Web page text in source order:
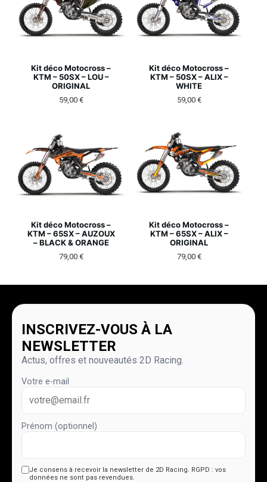
Kit déco Motocross –
KTM – 50SX – LOU –
ORIGINAL
59,00 €
Kit déco Motocross –
KTM – 50SX – ALIX –
WHITE
59,00 €
Kit déco Motocross –
KTM – 65SX – AUZOUX
– BLACK & ORANGE
79,00 €
Kit déco Motocross –
KTM – 65SX – ALIX –
ORIGINAL
79,00 €
INSCRIVEZ-VOUS À LA
NEWSLETTER
Actus, offres et nouveautés 2D Racing.
Votre e-mail
Prénom (optionnel)
Je consens à recevoir la newsletter de 2D Racing. RGPD : vos
données ne sont pas revendues.